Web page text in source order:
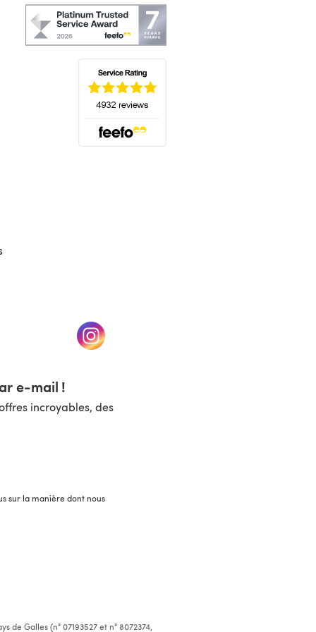
nouvel onglet) (s'ouvre dans un nouvel onglet)
e-mail !
incroyables, des
sur la manière dont nous
Galles (n° 07193527 et n° 8072374,